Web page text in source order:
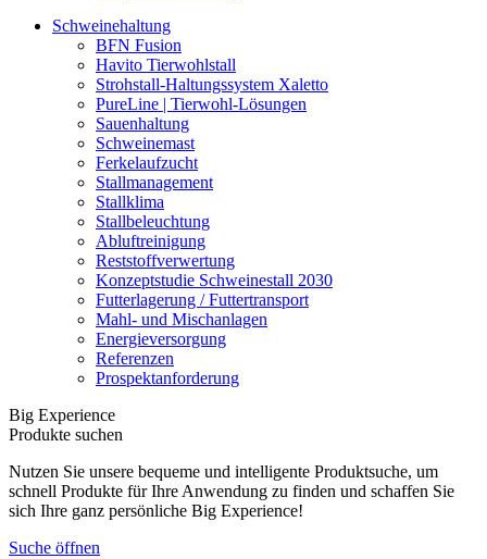
Schweinehaltung
BFN Fusion
Havito Tierwohlstall
Strohstall-Haltungssystem Xaletto
PureLine | Tierwohl-Lösungen
Sauenhaltung
Schweinemast
Ferkelaufzucht
Stallmanagement
Stallklima
Stallbeleuchtung
Abluftreinigung
Reststoffverwertung
Konzeptstudie Schweinestall 2030
Futterlagerung / Futtertransport
Mahl- und Mischanlagen
Energieversorgung
Referenzen
Prospektanforderung
Big Experience
Produkte suchen
Nutzen Sie unsere bequeme und intelligente Produktsuche, um
schnell Produkte für Ihre Anwendung zu finden und schaffen Sie
sich Ihre ganz persönliche Big Experience!
Suche öffnen